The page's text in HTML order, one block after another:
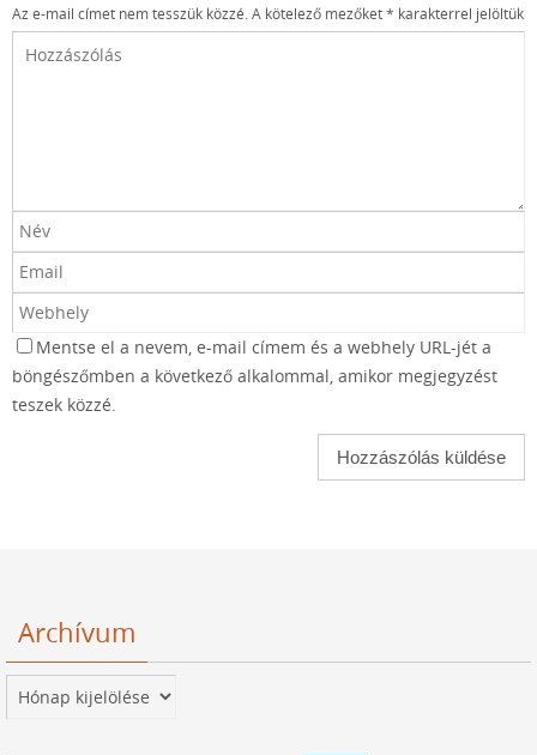
Az e-mail címet nem tesszük közzé.A kötelező mezőket* karakterrel jelöltük
Mentse el a nevem, e-mail címem és a webhely URL-jét a
böngészőmben a következő alkalommal, amikor megjegyzést
teszek közzé.
Archívum
Archívum